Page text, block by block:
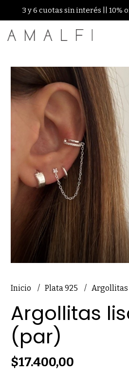
3 y 6 cuotas sin interés || 10%
Inicio Plata 925 Argollitas
Argollitas
(par)
$17.400,00